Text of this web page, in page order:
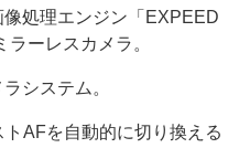
処理エンジン「EXPEED
ーレスカメラ。
システム。
AFを自動的に切り換える